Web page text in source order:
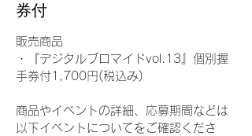
券付
販売商品
・『デジタルブロマイドvol.13』個別握
手券付1,700円(税込み)
商品やイベントの詳細、応募期間などは
以下イベントについてをご確認くださ